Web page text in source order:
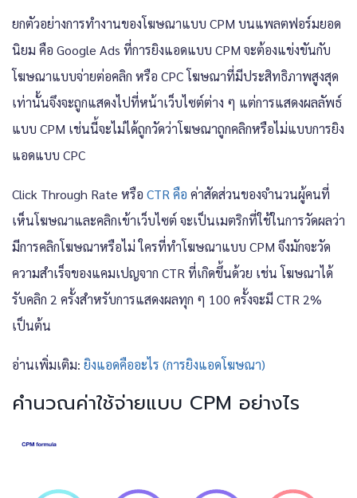
ยกตัวอย่างการทำงานของโฆษณาแบบ CPM บนแพลตฟอร์มยอด
นิยม คือ Google Ads ที่การยิงแอดแบบ CPM จะต้องแข่งขันกับ
โฆษณาแบบจ่ายต่อคลิก หรือ CPC โฆษณาที่มีประสิทธิภาพสูงสุด
เท่านั้นจึงจะถูกแสดงไปที่หน้าเว็บไซต์ต่าง ๆ แต่การแสดงผลลัพธ์
แบบ CPM เช่นนี้จะไม่ได้ถูกวัดว่าโฆษณาถูกคลิกหรือไม่แบบการยิง
แอดแบบ CPC
Click Through Rate หรือ CTR คือ ค่าสัดส่วนของจำนวนผู้คนที่
เห็นโฆษณาและคลิกเข้าเว็บไซต์ จะเป็นเมตริกที่ใช้ในการวัดผลว่า
มีการคลิกโฆษณาหรือไม่ ใครที่ทำโฆษณาแบบ CPM จึงมักจะวัด
ความสำเร็จของแคมเปญจาก CTR ที่เกิดขึ้นด้วย เช่น โฆษณาได้
รับคลิก 2 ครั้งสำหรับการแสดงผลทุก ๆ 100 ครั้งจะมี CTR 2%
เป็นต้น
อ่านเพิ่มเติม: ยิงแอดคืออะไร (การยิงแอดโฆษณา)
คำนวณค่าใช้จ่ายแบบ CPM อย่างไร